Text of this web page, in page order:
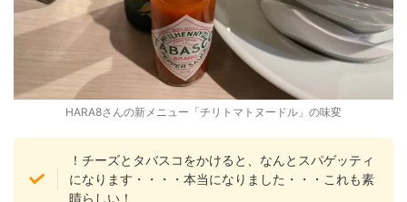
HARA8さんの新メニュー「チリトマトヌードル」の味変
！チーズとタバスコをかけると、なんとスパゲッティ
になります・・・・本当になりました・・・これも素
晴らしい！